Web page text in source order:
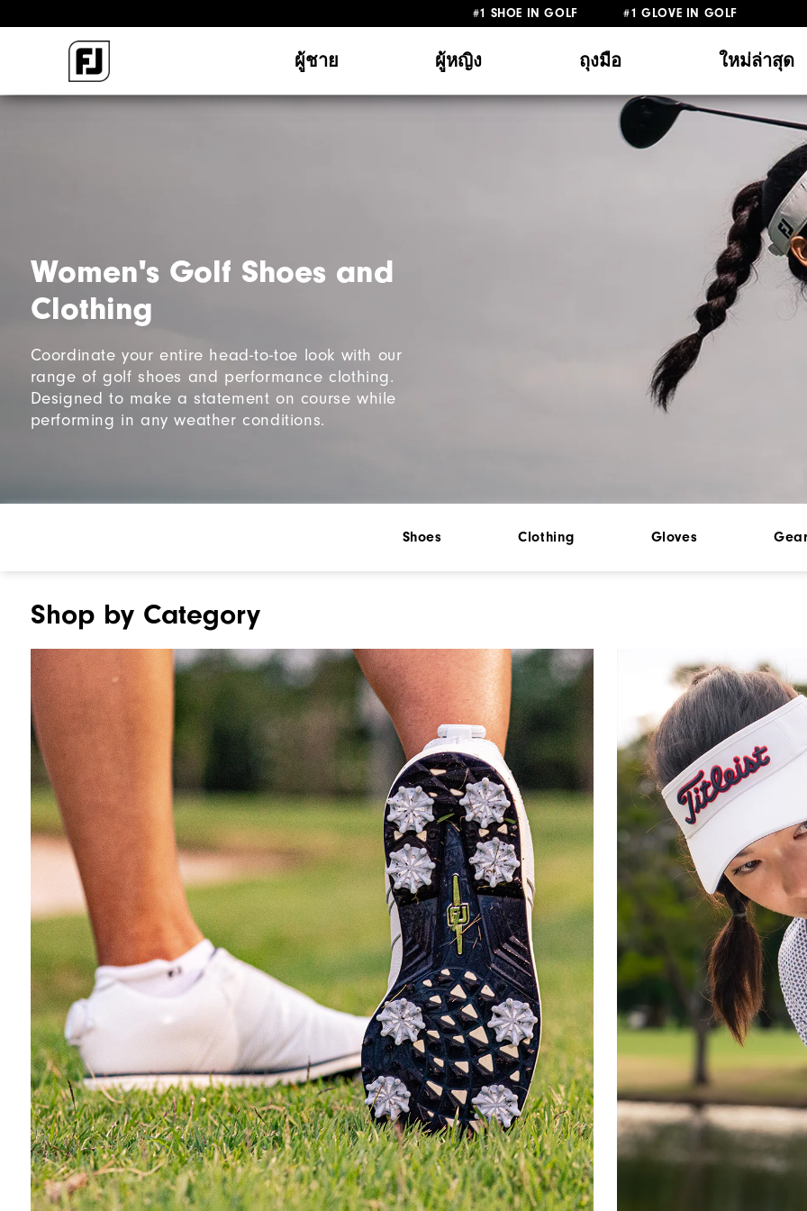
#1 SHOE IN GOLF #1 GLOVE IN GOLF
ผู้ชาย ผู้หญิง ถุงมือ ใหม่ล่าสุด
Women's Golf Shoes and
Clothing
Coordinate your entire head-to-toe look with our
range of golf shoes and performance clothing.
Designed to make a statement on course while
performing in any weather conditions.
Shoes Clothing Gloves
Shop by Category